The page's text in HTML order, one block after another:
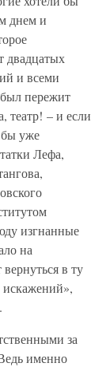
днем и
двадцатых
и всеми
пережит
театр! – и если
уже
Лефа,
изгнанные
на
в ту
искажений»,
за
именно